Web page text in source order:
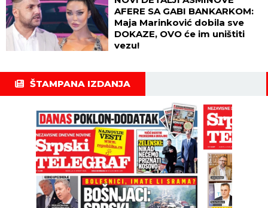
AFERE SA GABI BANKARKOM:
Maja Marinković dobila sve
DOKAZE, OVO će im uništiti
vezu!
ŠTAMPANA IZDANJA